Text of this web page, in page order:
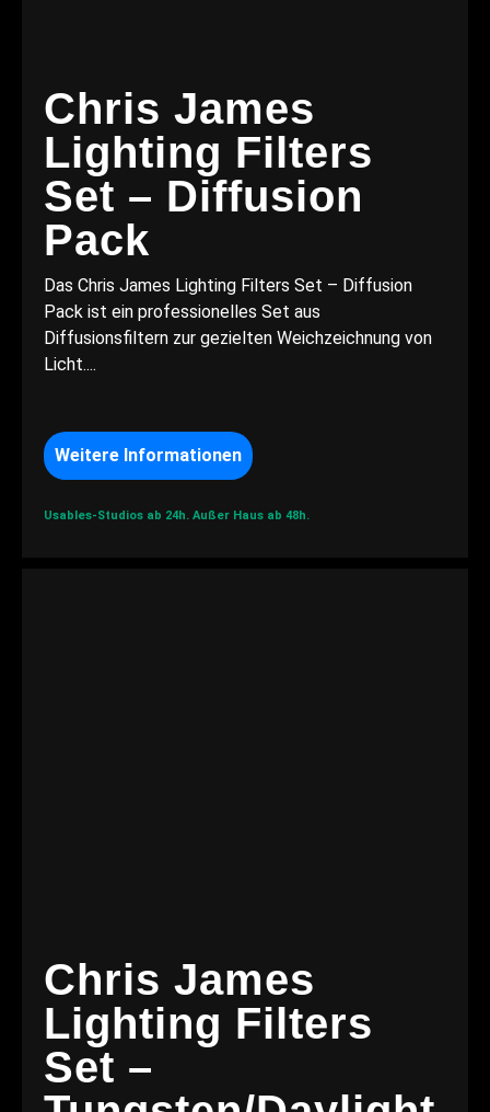
Chris James
Lighting Filters
Set – Diffusion
Pack
Das Chris James Lighting Filters Set – Diffusion
Pack ist ein professionelles Set aus
Diffusionsfiltern zur gezielten Weichzeichnung von
Licht....
Weitere Informationen
Usables-Studios ab 24h. Außer Haus ab 48h.
Chris James
Lighting Filters
Set –